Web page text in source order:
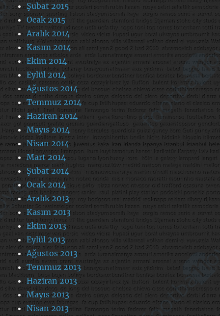
Şubat 2015
Ocak 2015
Aralık 2014
Kasım 2014
Ekim 2014
Eylül 2014
Ağustos 2014
Temmuz 2014
Haziran 2014
Mayıs 2014
Nisan 2014
Mart 2014
Şubat 2014
Ocak 2014
Aralık 2013
Kasım 2013
Ekim 2013
Eylül 2013
Ağustos 2013
Temmuz 2013
Haziran 2013
Mayıs 2013
Nisan 2013